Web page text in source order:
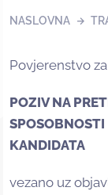
NASLOVNA
Povjerenstvo
POZIV NA
SPOSOBNOSTI
KANDIDATA
vezano uz